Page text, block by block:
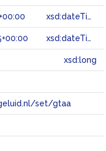
xsd:dateTime
xsd:dateTime
xsd:long
set/gtaa